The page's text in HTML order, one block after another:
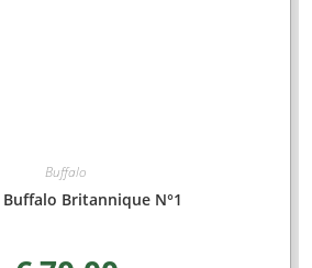
Buffalo
Britannique N°1